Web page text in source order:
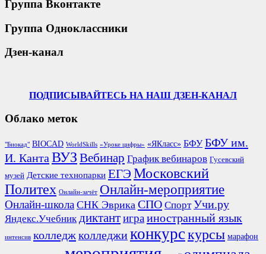
Группа Вконтакте
Группа Одноклассники
Дзен-канал
ПОДПИСЫВАЙТЕСЬ НА НАШ ДЗЕН-КАНАЛ
Облако меток
"Биокад" BIOCAD WorldSkills «Уроке цифры» «ЯКласс» БФУ БФУ им.
И. КантаВУЗ Вебинар График вебинаров Гусевский
музей Детские технопарки ЕГЭ Московский
Политех Онлайн-зачёт Онлайн-мероприятие
Онлайн-школа СНК Эврика СПО Спорт Учи.ру
Яндекс.Учебник диктантиграиностранный язык
интенсив колледжколледжиконкурскурсы марафон